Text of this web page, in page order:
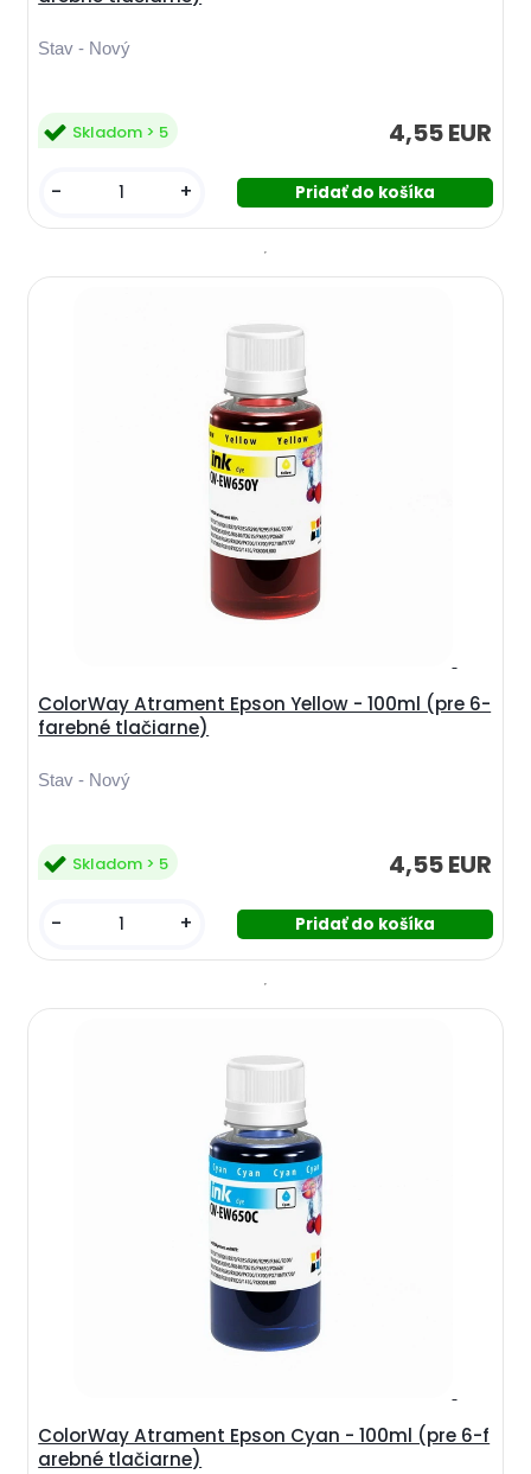
Stav - Nový
4,55 EUR
Skladom > 5
- +
ColorWay Atrament Epson Yellow - 100ml (pre 6-
farebné tlačiarne)
Stav - Nový
4,55 EUR
Skladom > 5
- +
ColorWay Atrament Epson Cyan - 100ml (pre 6-f
arebné tlačiarne)